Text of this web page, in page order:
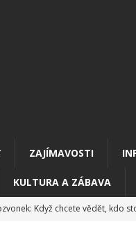
ZAJÍMAVOSTI
KULTURA A ZÁBAVA
Když chcete vědět, kdo